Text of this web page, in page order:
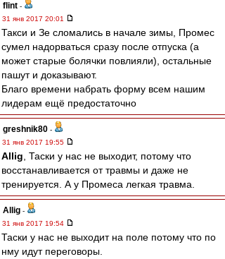
flint -
31 янв 2017 20:01
Такси и Зе сломались в начале зимы, Промес
сумел надорваться сразу после отпуска (а
может старые болячки повлияли), остальные
пашут и доказывают.
Благо времени набрать форму всем нашим
лидерам ещё предостаточно
greshnik80 -
31 янв 2017 19:55
Allig , Таски у нас не выходит, потому что
восстанавливается от травмы и даже не
тренируется. А у Промеса легкая травма.
Allig -
31 янв 2017 19:54
Таски у нас не выходит на поле потому что по
нму идут переговоры.